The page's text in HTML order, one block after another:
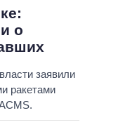
о
заявили
ракетами